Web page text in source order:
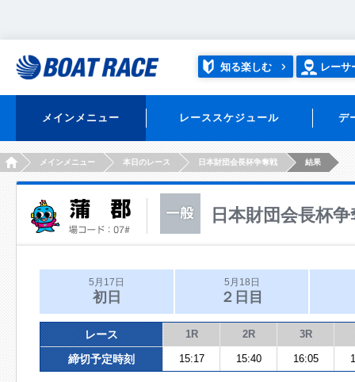
知る楽しむ レーサ
メインメニュー レーススケジュール デ
HOMEメインメニュー 本日のレース 日本財団会長杯争奪戦 結果
日本財団会長杯
5月17日
初日
5月18日
２日目
レース 1R 2R 3R
締切予定時刻 15:17 15:40 16:05